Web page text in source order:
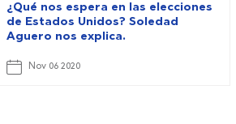
¿Qué nos espera en las elecciones
de Estados Unidos? Soledad
Aguero nos explica.
Nov 06 2020